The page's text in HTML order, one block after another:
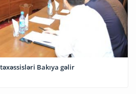
İT mütəxəssisləri Bakıya gəlir